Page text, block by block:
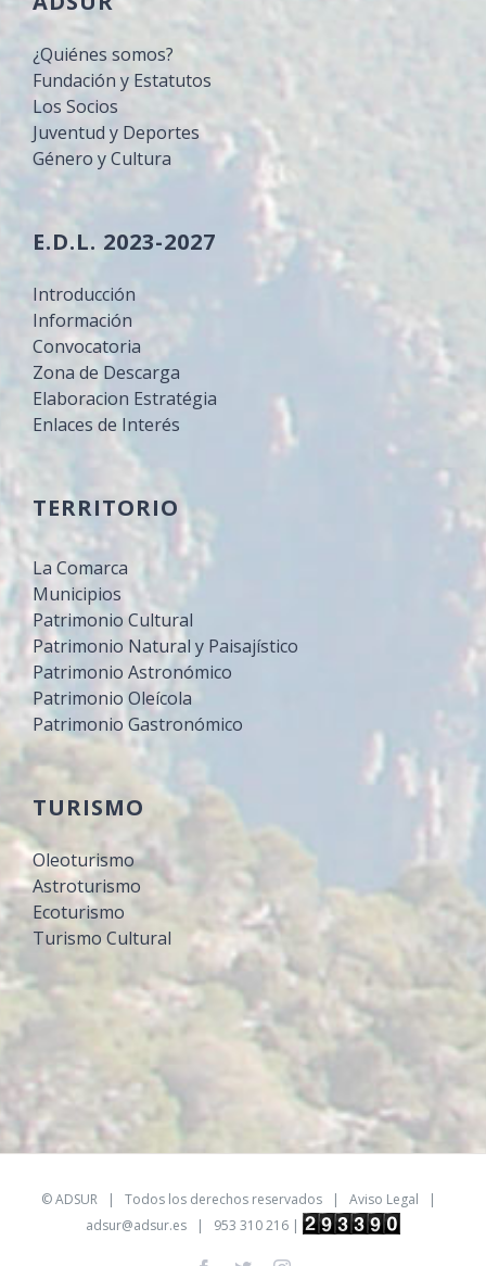
¿Quiénes somos?
Fundación y Estatutos
Los Socios
Juventud y Deportes
Género y Cultura
E.D.L. 2023-2027
Introducción
Información
Convocatoria
Zona de Descarga
Elaboracion Estratégia
Enlaces de Interés
TERRITORIO
La Comarca
Municipios
Patrimonio Cultural
Patrimonio Natural y Paisajístico
Patrimonio Astronómico
Patrimonio Oleícola
Patrimonio Gastronómico
TURISMO
Oleoturismo
Astroturismo
Ecoturismo
Turismo Cultural
©ADSUR| Todos los derechos reservados | Aviso Legal |
adsur@adsur.es | 953 310 216 |